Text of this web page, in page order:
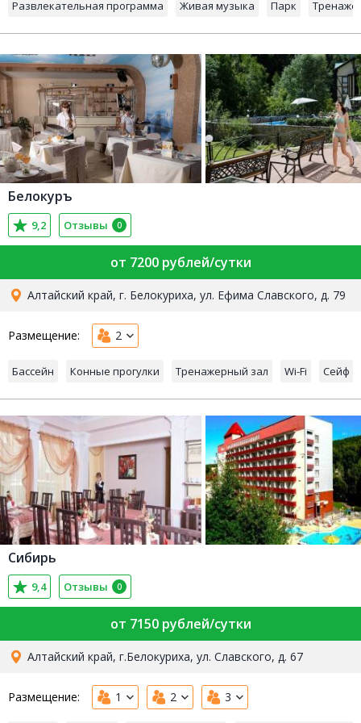
Развлекательная программа Живая музыка Парк
Белокуръ
9,2 Отзывы 0
от 7200 рублей/сутки
Алтайский край, г. Белокуриха, ул. Ефима Славского, д. 79
Размещение: 2
Бассейн Конные прогулки Тренажерный зал Wi-Fi Сейф
Сибирь
9,4 Отзывы 0
от 7150 рублей/сутки
Алтайский край, г.Белокуриха, ул. Славского, д. 67
Размещение: 1 2 3